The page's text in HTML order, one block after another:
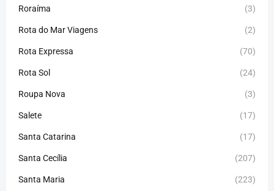
Roraíma (3)
Rota do Mar Viagens (2)
Rota Expressa (70)
Rota Sol (24)
Roupa Nova (3)
Salete (17)
Santa Catarina (17)
Santa Cecília (207)
Santa Maria (223)